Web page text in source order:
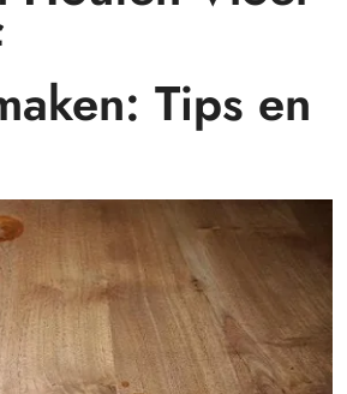
Tips en